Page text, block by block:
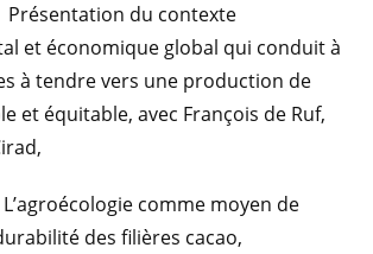
Présentation du contexte
et économique global qui conduit à
à tendre vers une production de
et équitable, avec François de Ruf,
comme moyen de
des filières cacao,